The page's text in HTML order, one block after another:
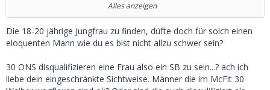
Natürlich kann sie bei dieser Suche auch 1 oder 2 Mal falsch
liegen.
Ein "SB" das vorher wahllos 30 ONS hatte, ist für mich kein
SB.
Alles anzeigen
Die 18-20 jährige Jungfrau zu finden, düfte doch für solch einen
eloquenten Mann wie du es bist nicht allzu schwer sein?
30 ONS disqualifizieren eine Frau also ein SB zu sein...? ach ich
liebe dein eingeschränkte Sichtweise. Männer die im McFit 30